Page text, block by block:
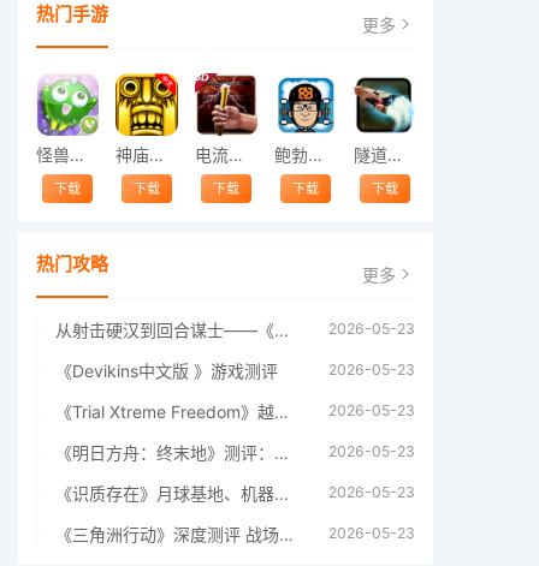
热门手游 更多
怪兽跳跃
下载
神庙逃亡中文版
下载
电流急急棒
下载
鲍勃的梦境
下载
隧道逃脱
下载
热门攻略 更多
从射击硬汉到回合谋士——《战争机器：战略版》如何演绎另一位猛男的传奇 2026-05-23
《Devikins中文版 》游戏测评 2026-05-23
《Trial Xtreme Freedom》越野摩托车测评总结 2026-05-23
《明日方舟：终末地》测评：于荒芜之中，重建文明 2026-05-23
《识质存在》月球基地、机器人女孩多年来最佳射击游戏 2026-05-23
《三角洲行动》深度测评 战场上的野心与裂痕 2026-05-23